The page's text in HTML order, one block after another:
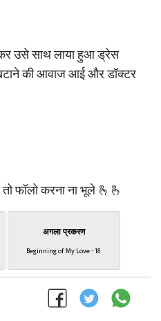
उसे साथ लाया हुआ ड्रेस
की आवाज आई और डॉक्टर
फॉलो करना ना भूले 🫰🫰
अगला प्रकरण
Beginning of My Love - 18